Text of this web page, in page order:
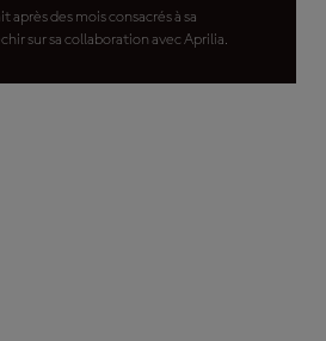
après des mois consacrés à sa
sur sa collaboration avec Aprilia.